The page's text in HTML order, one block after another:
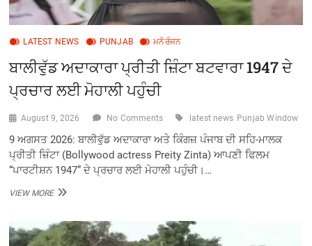
LATEST NEWS PUNJAB ਮਨੋਰੰਜਨ
ਬਾਲੀਵੁੱਡ ਅਦਾਕਾਰਾ ਪ੍ਰੀਤੀ ਜ਼ਿੰਟਾ ਬਟਵਾਰਾ 1947 ਦੇ
ਪ੍ਰਚਾਰ ਲਈ ਮੋਹਾਲੀ ਪਹੁੰਚੀ
August 9, 2026 No Comments latest news Punjab Window
9 ਅਗਸਤ 2026: ਬਾਲੀਵੁੱਡ ਅਦਾਕਾਰਾ ਅਤੇ ਕਿੰਗਜ਼ ਪੰਜਾਬ ਦੀ ਸਹਿ-ਮਾਲਕ
ਪ੍ਰੀਤੀ ਜ਼ਿੰਟਾ (Bollywood actress Preity Zinta) ਆਪਣੀ ਫਿਲਮ
“ਪਾਰਟੀਸ਼ਨ 1947” ਦੇ ਪ੍ਰਚਾਰ ਲਈ ਮੋਹਾਲੀ ਪਹੁੰਚੀ।…
VIEW MOREਬਾਲੀਵੁੱਡ
ਜ਼ਿੰਟਾ
ਬਟਵਾਰਾ